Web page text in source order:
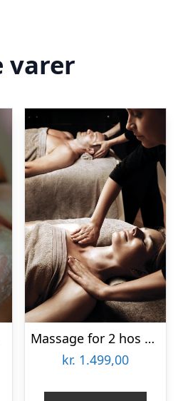
varer
Massage for 2 hos Helle Thorup
kr. 1.499,00